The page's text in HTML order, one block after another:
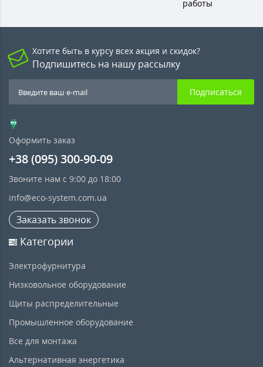
работы
Хотите быть в курсу всех акция и скидок?
Подпишитесь на нашу рассылку
Подписаться
Оформить заказ
+38 (095) 300-90-09
Звоните нам с 9:00 до 18:00
info@eco-system.com.ua
Заказать звонок
Категории
Электрофурнитура
Низковольное оборудование
Щиты распределительные
Промышленное оборудование
Все для монтажа
Альтернативная энергетика